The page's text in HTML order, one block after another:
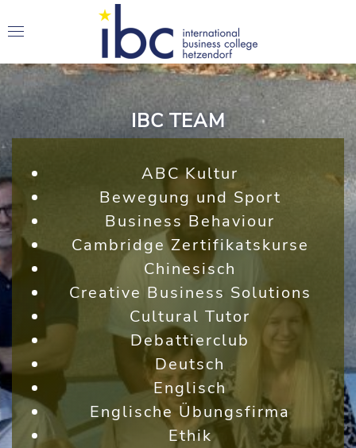
IBC TEAM
ABC Kultur
Bewegung und Sport
Business Behaviour
Cambridge Zertifikatskurse
Chinesisch
Creative Business Solutions
Cultural Tutor
Debattierclub
Deutsch
Englisch
Englische Übungsfirma
Ethik